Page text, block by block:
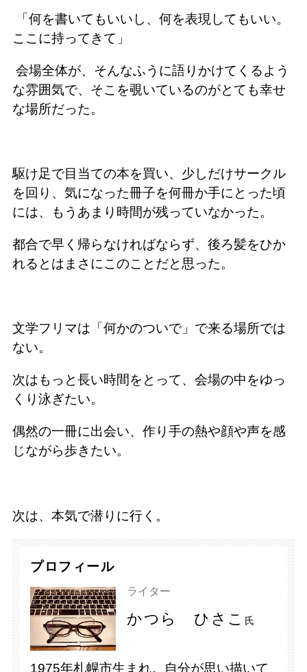
「何を書いてもいいし、何を表現してもいい。
ここに持ってきて」
会場全体が、そんなふうに語りかけてくるよう
な雰囲気で、 そこ を覗いているのがとても幸せ
な場所だった。
駆け足で目当ての本を買い、少しだけサークル
を回り、気になった冊子を何冊か手にとった頃
には、もうあまり時間が残っていなかった。
都合で早く帰らなければならず、後ろ髪をひか
れるとはまさにこのことだと思った。
文学フリマは「何かのついで」で来る場所では
ない。
次はもっと長い時間をとって、会場の中をゆっ
くり泳ぎたい。
偶然の一冊に出会い、作り手の熱や顔や声を感
じながら歩きたい。
次は、本気で潜りに行く。
プロフィール
ライター
かつら ひさこ 氏
1975年札幌市生まれ。自分が思い描いて